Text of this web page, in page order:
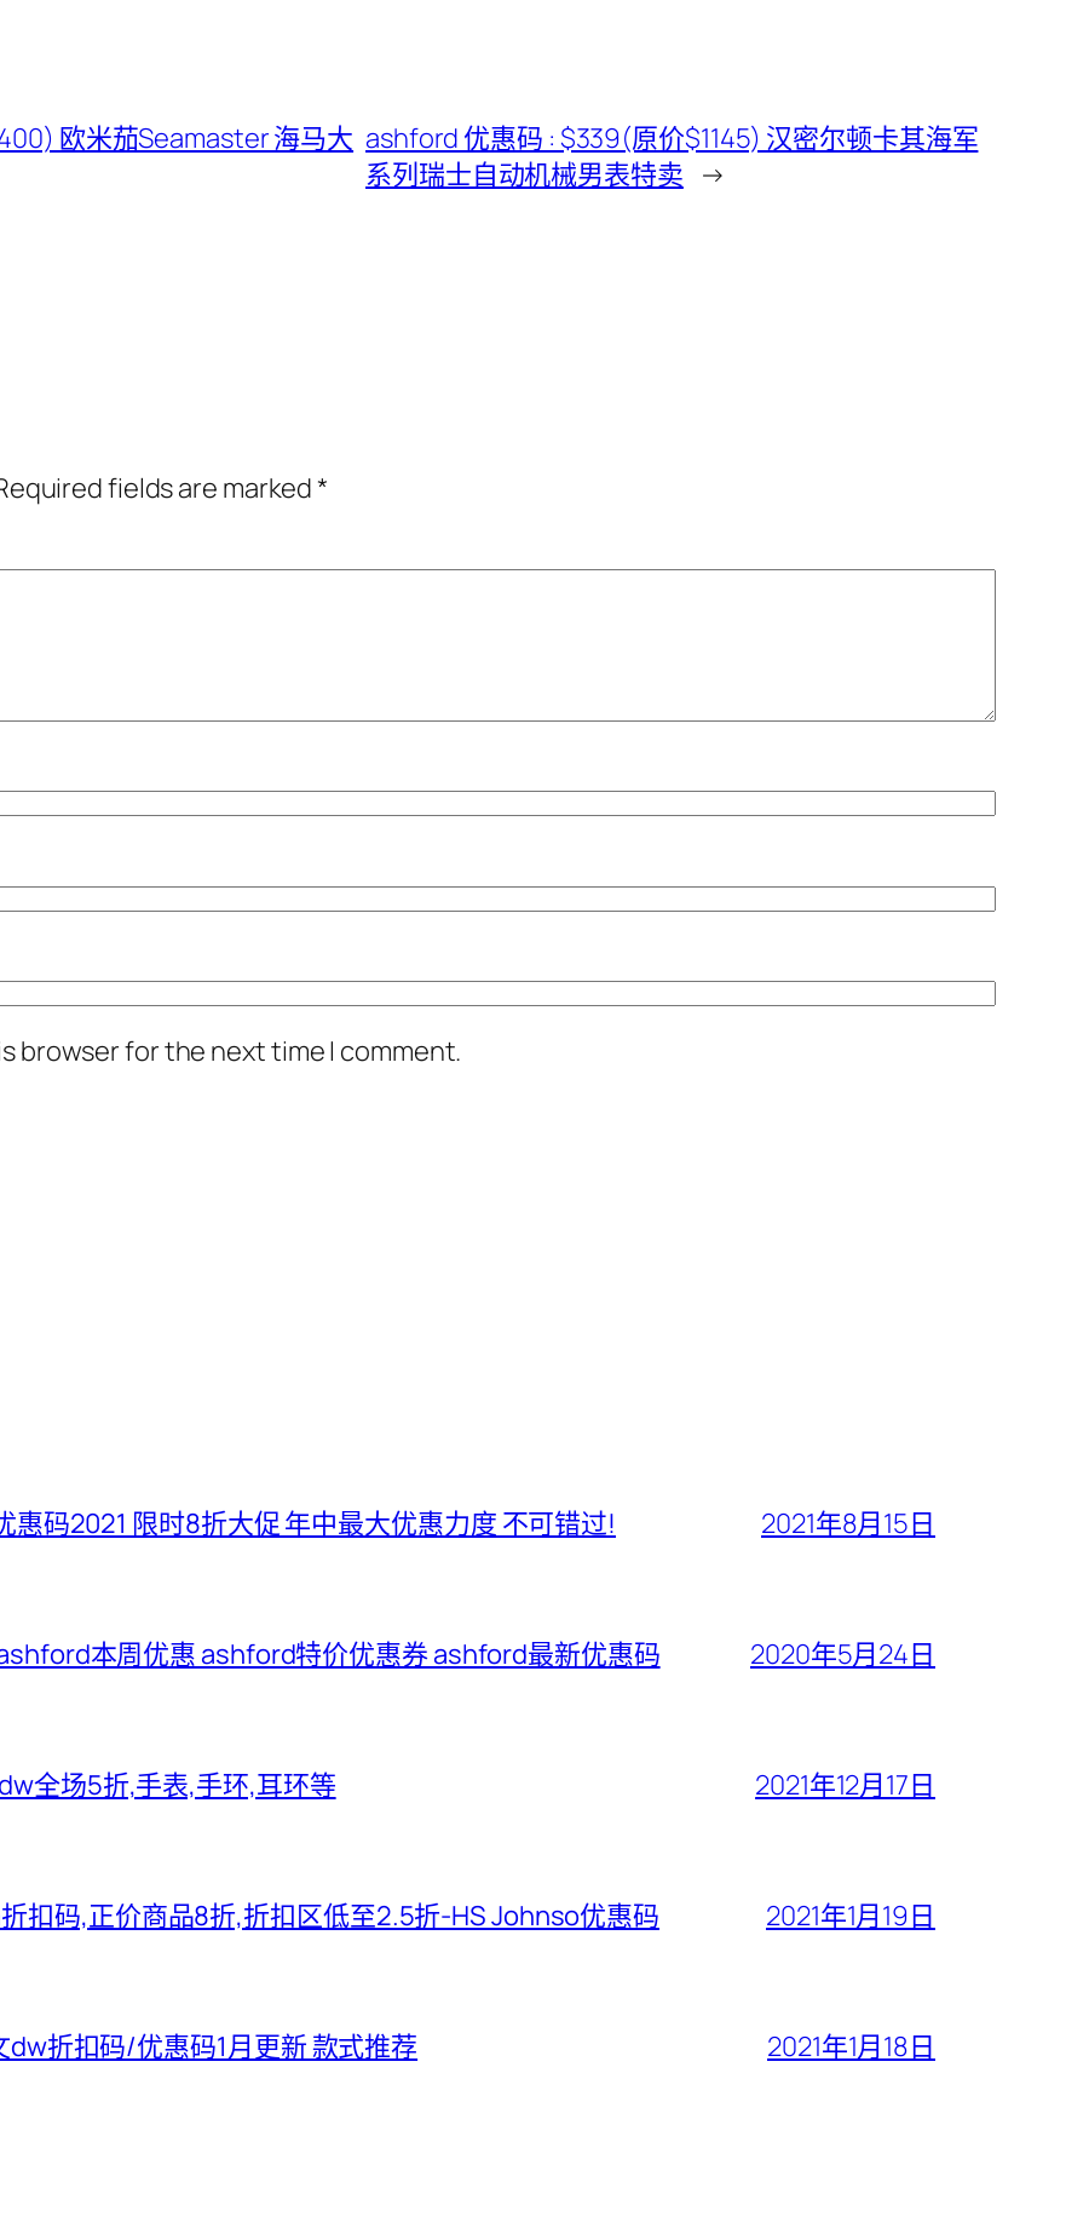
欧米茄Seamaster 海马大 ashford 优惠码 : $339(原价$1145) 汉密尔顿卡其海军
系列瑞士自动机械男表特卖 →
fields are marked*
browser for the next time I comment.
码2021 限时8折大促 年中最大优惠力度 不可错过! 2021年8月15日
本周优惠 ashford特价优惠券 ashford最新优惠码 2020年5月24日
全场5折,手表,手环,耳环等 2021年12月17日
扣码,正价商品8折,折扣区低至2.5折-HS Johnso优惠码 2021年1月19日
折扣码/优惠码1月更新 款式推荐 2021年1月18日